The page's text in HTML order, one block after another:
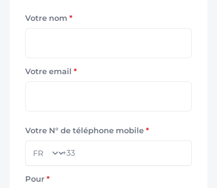
Votre nom *
Votre email *
Votre N° de téléphone mobile *
Pays
+33
Pour *